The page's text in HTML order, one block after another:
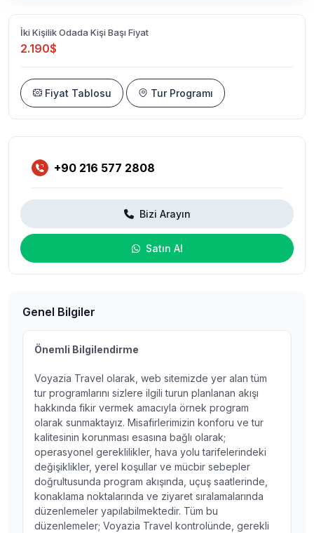
İki Kişilik Odada Kişi Başı Fiyat
2.190$
Fiyat Tablosu Tur Programı
+90 216 577 2808
Bizi Arayın
Satın Al
Genel Bilgiler
Önemli Bilgilendirme
Voyazia Travel olarak, web sitemizde yer alan tüm
tur programlarını sizlere ilgili turun planlanan akışı
hakkında fikir vermek amacıyla örnek program
olarak sunmaktayız. Misafirlerimizin konforu ve tur
kalitesinin korunması esasına bağlı olarak;
operasyonel gereklilikler, hava yolu tarifelerindeki
değişiklikler, yerel koşullar ve mücbir sebepler
doğrultusunda program akışında, uçuş saatlerinde,
konaklama noktalarında ve ziyaret sıralamalarında
düzenlemeler yapılabilmektedir. Tüm bu
düzenlemeler; Voyazia Travel kontrolünde, gerekli